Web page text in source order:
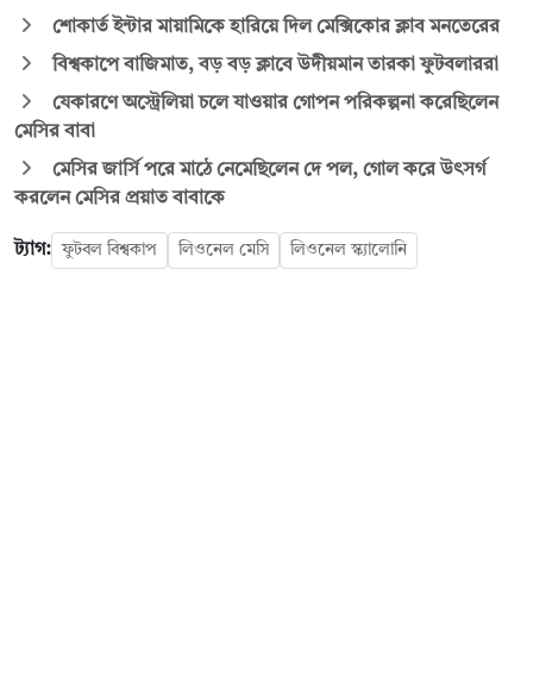
শোকার্ত ইন্টার মায়ামিকে হারিয়ে দিল মেক্সিকোর ক্লাব মনতেরের
বিশ্বকাপে বাজিমাত, বড় বড় ক্লাবে উদীয়মান তারকা ফুটবলাররা
যেকারণে অস্ট্রেলিয়া চলে যাওয়ার গোপন পরিকল্পনা করেছিলেন
মেসির বাবা
মেসির জার্সি পরে মাঠে নেমেছিলেন দে পল, গোল করে উৎসর্গ
করলেন মেসির প্রয়াত বাবাকে
ট্যাগ: ফুটবল বিশ্বকাপ লিওনেল মেসি লিওনেল স্ক্যালোনি